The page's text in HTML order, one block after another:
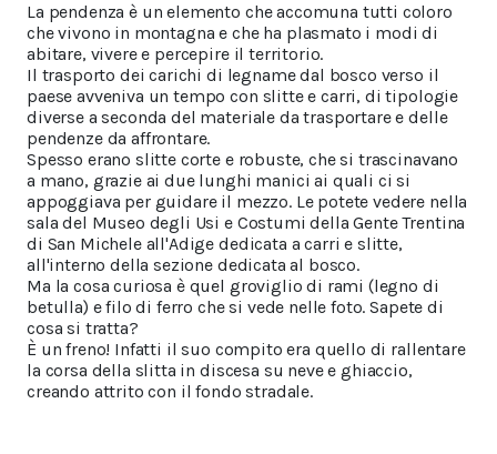
La pendenza è un elemento che accomuna tutti coloro
che vivono in montagna e che ha plasmato i modi di
abitare, vivere e percepire il territorio.
Il trasporto dei carichi di legname dal bosco verso il
paese avveniva un tempo con slitte e carri, di tipologie
diverse a seconda del materiale da trasportare e delle
pendenze da affrontare.
Spesso erano slitte corte e robuste, che si trascinavano
a mano, grazie ai due lunghi manici ai quali ci si
appoggiava per guidare il mezzo. Le potete vedere nella
sala del Museo degli Usi e Costumi della Gente Trentina
di San Michele all'Adige dedicata a carri e slitte,
all'interno della sezione dedicata al bosco.
Ma la cosa curiosa è quel groviglio di rami (legno di
betulla) e filo di ferro che si vede nelle foto. Sapete di
cosa si tratta?
È un freno! Infatti il suo compito era quello di rallentare
la corsa della slitta in discesa su neve e ghiaccio,
creando attrito con il fondo stradale.